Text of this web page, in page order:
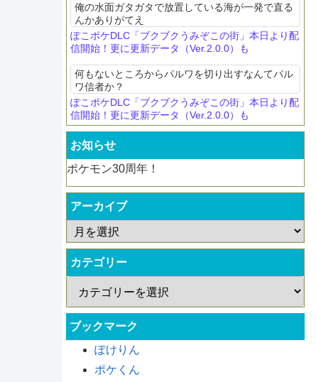
俺の水面ガタガタで放置している海が一発で直る
んかありがてえ
ぽこポケDLC「ブクブクうみぞこの街」本日より配
信開始！更に更新データ（Ver.2.0.0）も
何もないところからパルワを切り出すなんてパル
ワ信者か？
ぽこポケDLC「ブクブクうみぞこの街」本日より配
信開始！更に更新データ（Ver.2.0.0）も
お知らせ
ポケモン30周年！
アーカイブ
カテゴリー
ブックマーク
ぽけりん
ポケくん